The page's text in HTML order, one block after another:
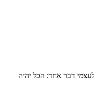
לעצמי דבר אחד: הכל יהיה